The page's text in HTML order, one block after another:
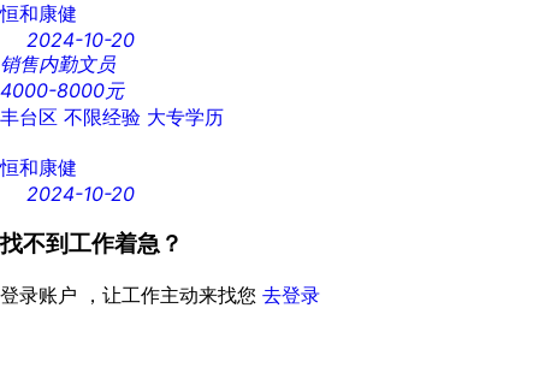
恒和康健
2024-10-20
销售内勤文员
4000-8000元
丰台区 不限经验 大专学历
恒和康健
2024-10-20
找不到工作着急？
登录账户 ，让工作主动来找您 去登录